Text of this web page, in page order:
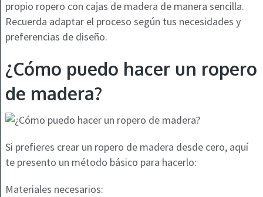
propio ropero con cajas de madera de manera sencilla.
Recuerda adaptar el proceso según tus necesidades y
preferencias de diseño.
¿Cómo puedo hacer un ropero
de madera?
Si prefieres crear un ropero de madera desde cero, aquí
te presento un método básico para hacerlo:
Materiales necesarios: